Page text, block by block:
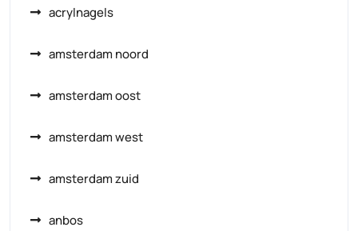
acrylnagels
amsterdam noord
amsterdam oost
amsterdam west
amsterdam zuid
anbos